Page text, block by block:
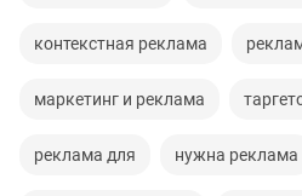
контекстная реклама
маркетинг и реклама
реклама для нужна реклама